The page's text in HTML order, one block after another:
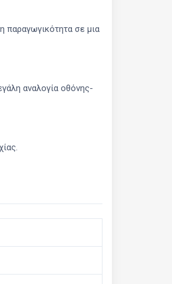
παραγωγικότητα σε μια
αναλογία οθόνης-